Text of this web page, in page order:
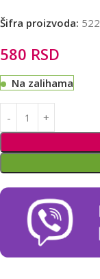
Šifra proizvoda: 522
580 RSD
Na zalihama
Alternative: